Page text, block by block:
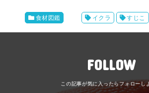
食材図鑑 イクラ すじこ
FOLLOW